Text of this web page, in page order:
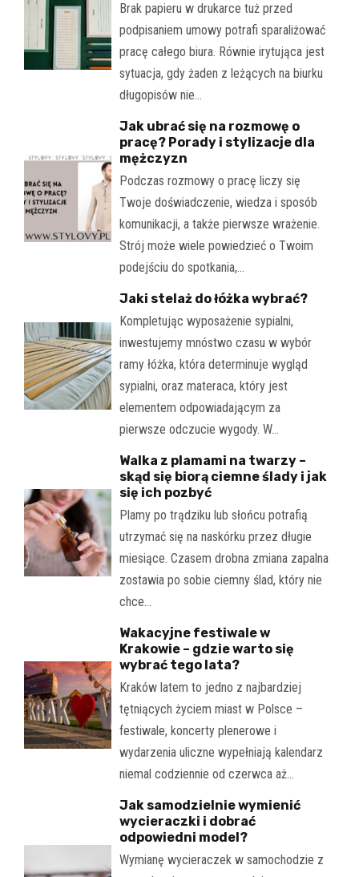
Brak papieru w drukarce tuż przed
podpisaniem umowy potrafi sparaliżować
pracę całego biura. Równie irytująca jest
sytuacja, gdy żaden z leżących na biurku
długopisów nie…
Jak ubrać się na rozmowę o
pracę? Porady i stylizacje dla
mężczyzn
Podczas rozmowy o pracę liczy się
Twoje doświadczenie, wiedza i sposób
komunikacji, a także pierwsze wrażenie.
Strój może wiele powiedzieć o Twoim
podejściu do spotkania,…
Jaki stelaż do łóżka wybrać?
Kompletując wyposażenie sypialni,
inwestujemy mnóstwo czasu w wybór
ramy łóżka, która determinuje wygląd
sypialni, oraz materaca, który jest
elementem odpowiadającym za
pierwsze odczucie wygody. W…
Walka z plamami na twarzy –
skąd się biorą ciemne ślady i jak
się ich pozbyć
Plamy po trądziku lub słońcu potrafią
utrzymać się na naskórku przez długie
miesiące. Czasem drobna zmiana zapalna
zostawia po sobie ciemny ślad, który nie
chce…
Wakacyjne festiwale w
Krakowie – gdzie warto się
wybrać tego lata?
Kraków latem to jedno z najbardziej
tętniących życiem miast w Polsce –
festiwale, koncerty plenerowe i
wydarzenia uliczne wypełniają kalendarz
niemal codziennie od czerwca aż…
Jak samodzielnie wymienić
wycieraczki i dobrać
odpowiedni model?
Wymianę wycieraczek w samochodzie z